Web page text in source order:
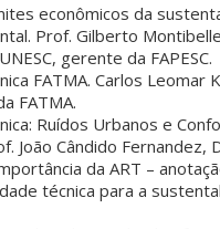
econômicos da
Prof. Gilberto
gerente da FAPESC.
FATMA. Carlos Leomar
FATMA.
Ruídos Urbanos e
João Cândido Fernandez,
da ART –
técnica para a